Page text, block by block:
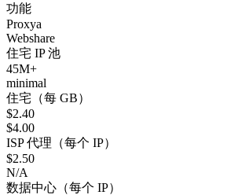
功能
Proxya
Webshare
住宅 IP 池
45M+
minimal
住宅（每 GB）
$2.40
$4.00
ISP 代理（每个 IP）
$2.50
N/A
数据中心（每个 IP）